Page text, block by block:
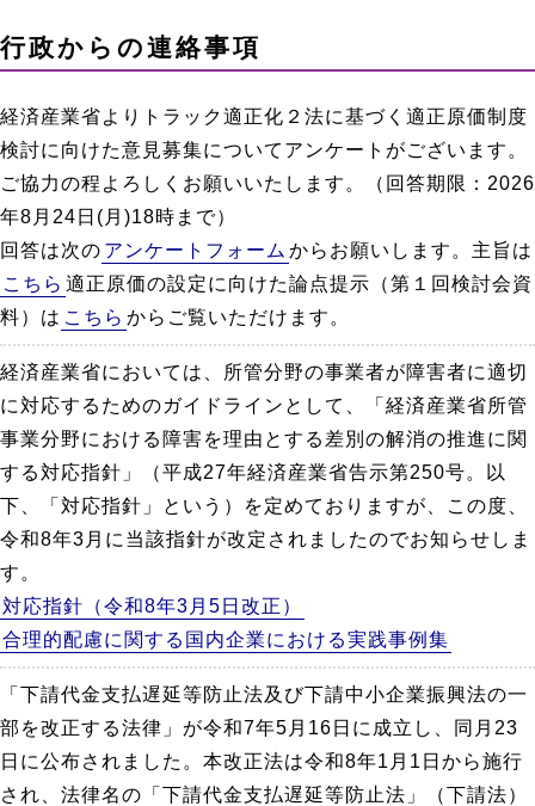
行政からの連絡事項
経済産業省よりトラック適正化２法に基づく適正原価制度
検討に向けた意見募集についてアンケートがございます。
ご協力の程よろしくお願いいたします。（回答期限：2026
年8月24日(月)18時まで）
回答は次の アンケートフォーム からお願いします。主旨は
こちら 適正原価の設定に向けた論点提示（第１回検討会資
料）は こちら からご覧いただけます。
経済産業省においては、所管分野の事業者が障害者に適切
に対応するためのガイドラインとして、「経済産業省所管
事業分野における障害を理由とする差別の解消の推進に関
する対応指針」（平成27年経済産業省告示第250号。以
下、「対応指針」という）を定めておりますが、この度、
令和8年3月に当該指針が改定されましたのでお知らせしま
す。
対応指針（令和8年3月5日改正）
合理的配慮に関する国内企業における実践事例集
「下請代金支払遅延等防止法及び下請中小企業振興法の一
部を改正する法律」が令和7年5月16日に成立し、同月23
日に公布されました。本改正法は令和8年1月1日から施行
され、法律名の「下請代金支払遅延等防止法」（下請法）